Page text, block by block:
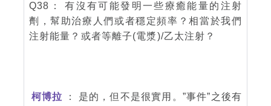
Q38： 有沒有可能發明一些療癒能量的注射
劑，幫助治療人們或者穩定頻率？相當於我們
注射能量？或者等離子(電漿)/乙太注射？
柯博拉
： 是的，但不是很實用。”事件”之後有